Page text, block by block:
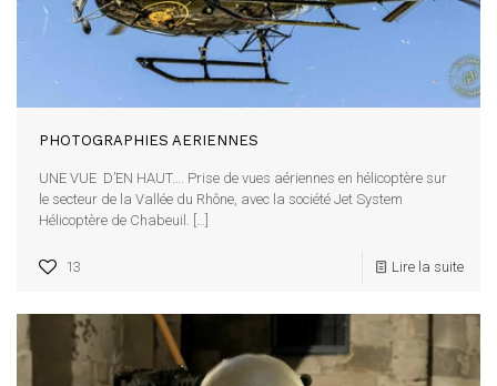
PHOTOGRAPHIES AERIENNES
UNE VUE D’EN HAUT…. Prise de vues aériennes en hélicoptère sur
le secteur de la Vallée du Rhône, avec la société Jet System
Hélicoptère de Chabeuil.
13 Lire la suite